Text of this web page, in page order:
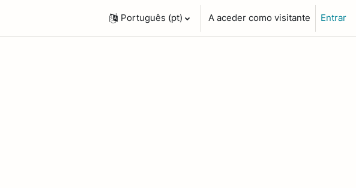
Português ‎(pt)‎
A aceder como visitante Entrar